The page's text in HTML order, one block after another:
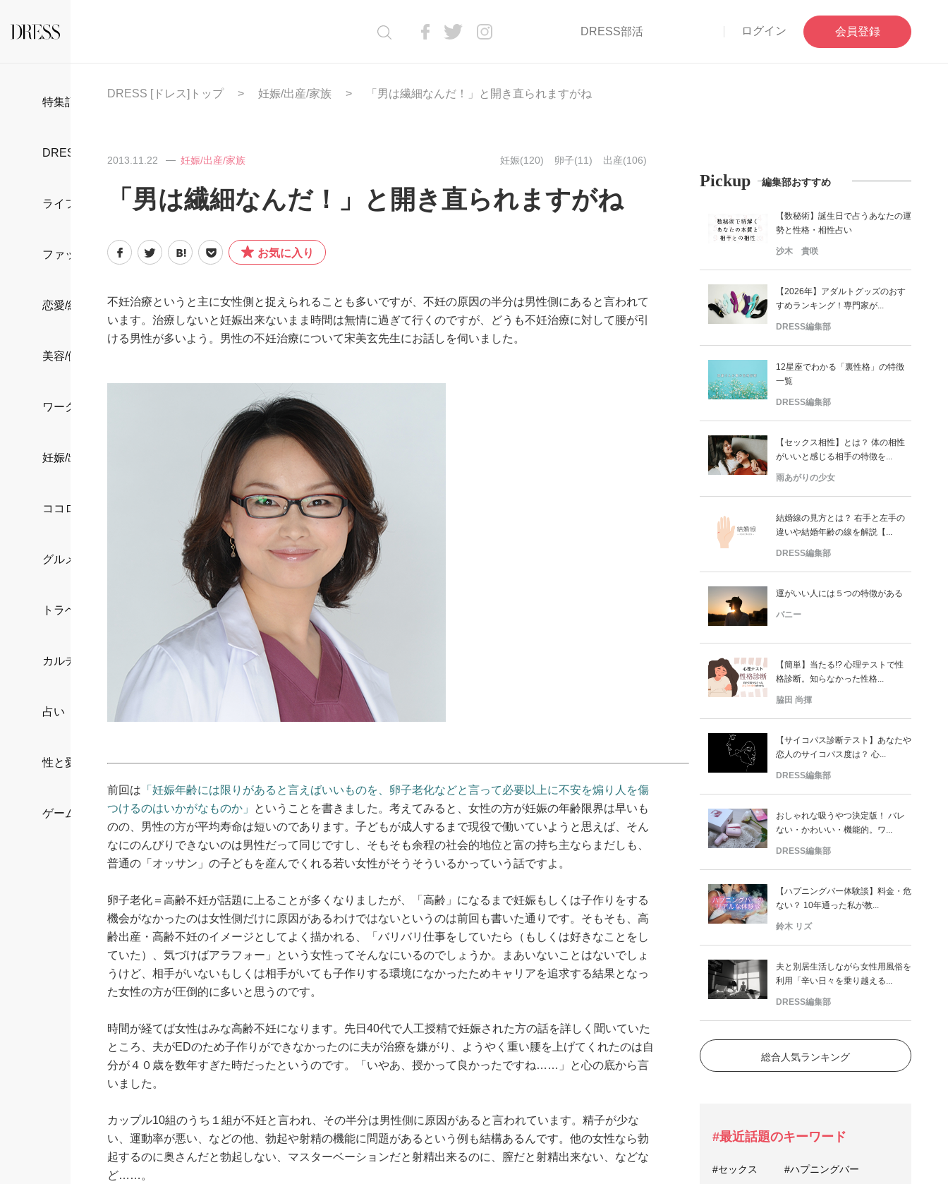
DRESS部活 ログイン 会員登録
特集記事
DRESS部活
ライフスタイル
ファッション
恋愛/結婚/離婚
美容/健康
ワークスタイル
妊娠/出産/家族
ココロ/カラダ
グルメ
トラベル
カルチャー/エンタメ
占い
性と愛
ゲーム
DRESS [ドレス]トップ 妊娠/出産/家族 「男は繊細なんだ！」と開き直られますがね
2013.11.22 妊娠/出産/家族 妊娠(120) 卵子(11) 出産(106)
「男は繊細なんだ！」と開き直られますがね
お気に入り
不妊治療というと主に女性側と捉えられることも多いですが、不妊の原因の半分は男性側にあると言われて
います。治療しないと妊娠出来ないまま時間は無情に過ぎて行くのですが、どうも不妊治療に対して腰が引
ける男性が多いよう。男性の不妊治療について宋美玄先生にお話しを伺いました。
前回は 「妊娠年齢には限りがあると言えばいいものを、卵子老化などと言って必要以上に不安を煽り人を傷
つけるのはいかがなものか」
ということを書きました。考えてみると、女性の方が妊娠の年齢限界は早いも
のの、男性の方が平均寿命は短いのであります。子どもが成人するまで現役で働いていようと思えば、そん
なにのんびりできないのは男性だって同じですし、そもそも余程の社会的地位と富の持ち主ならまだしも、
普通の「オッサン」の子どもを産んでくれる若い女性がそうそういるかっていう話ですよ。
卵子老化＝高齢不妊が話題に上ることが多くなりましたが、「高齢」になるまで妊娠もしくは子作りをする
機会がなかったのは女性側だけに原因があるわけではないというのは前回も書いた通りです。そもそも、高
齢出産・高齢不妊のイメージとしてよく描かれる、「バリバリ仕事をしていたら（もしくは好きなことをし
ていた）、気づけばアラフォー」という女性ってそんなにいるのでしょうか。まあいないことはないでしょ
うけど、相手がいないもしくは相手がいても子作りする環境になかったためキャリアを追求する結果となっ
た女性の方が圧倒的に多いと思うのです。
時間が経てば女性はみな高齢不妊になります。先日40代で人工授精で妊娠された方の話を詳しく聞いていた
ところ、夫がEDのため子作りができなかったのに夫が治療を嫌がり、ようやく重い腰を上げてくれたのは自
分が４０歳を数年すぎた時だったというのです。「いやあ、授かって良かったですね……」と心の底から言
いました。
カップル10組のうち１組が不妊と言われ、その半分は男性側に原因があると言われています。精子が少な
い、運動率が悪い、などの他、勃起や射精の機能に問題があるという例も結構あるんです。他の女性なら勃
起するのに奥さんだと勃起しない、マスターベーションだと射精出来るのに、膣だと射精出来ない、などな
ど……。
Pickup 編集部おすすめ
【数秘術】誕生日で占うあなたの運
勢と性格・相性占い
沙木 貴咲
【2026年】アダルトグッズのおす
すめランキング！専門家が...
DRESS編集部
12星座でわかる「裏性格」の特徴
一覧
DRESS編集部
【セックス相性】とは？ 体の相性
がいいと感じる相手の特徴を...
雨あがりの少女
結婚線の見方とは？ 右手と左手の
違いや結婚年齢の線を解説【...
DRESS編集部
運がいい人には５つの特徴がある
バニー
【簡単】当たる!? 心理テストで性
格診断。知らなかった性格...
脇田 尚揮
【サイコパス診断テスト】あなたや
恋人のサイコパス度は？ 心...
DRESS編集部
おしゃれな吸うやつ決定版！ バレ
ない・かわいい・機能的。ワ...
DRESS編集部
【ハプニングバー体験談】料金・危
ない？ 10年通った私が教...
鈴木 リズ
夫と別居生活しながら女性用風俗を
利用「辛い日々を乗り越える...
DRESS編集部
総合人気ランキング
#最近話題のキーワード
#セックス #ハプニングバー